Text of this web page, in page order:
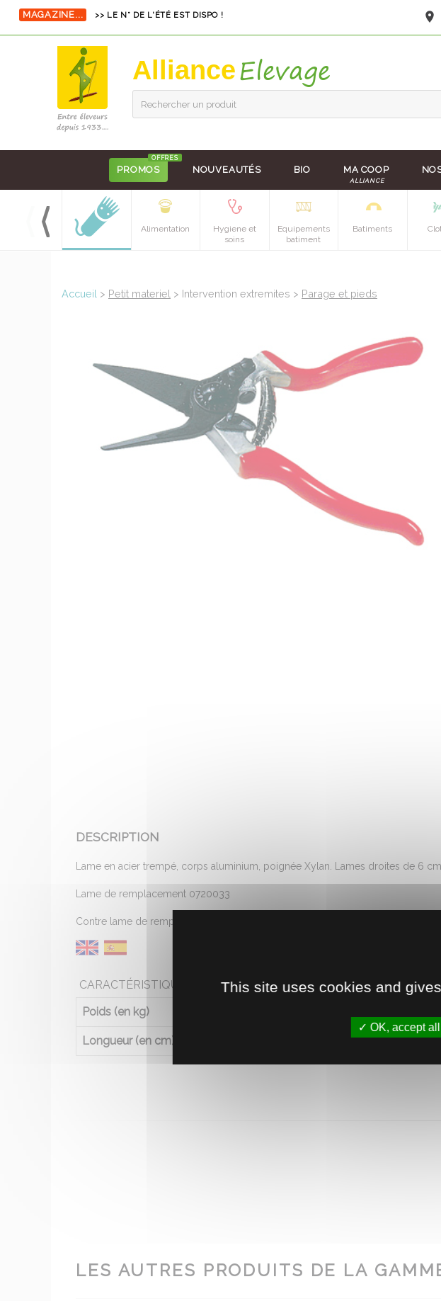
MAGAZINE... >> LE N° DE L'ÉTÉ EST DISPO !
Alliance
Rechercher un produit
PROMOS
OFFRES
NOUVEAUTÉS BIO MA COOP
ALLIANCE
Alimentation
Hygiene et
soins
Equipements
batiment
Batiments
Accueil > Petit materiel > Intervention extremites > Parage et pieds
DESCRIPTION
Lame en acier trempé, corps aluminium, poignée Xylan. Lames droites de 6
Lame de remplacement 0720033
Contre lame de remplacement 0720038
CARACTÉRISTIQUES
Poids (en kg)
Longueur (en cm)
LES AUTRES PRODUITS DE LA
This site uses cookies and
OK, accept all